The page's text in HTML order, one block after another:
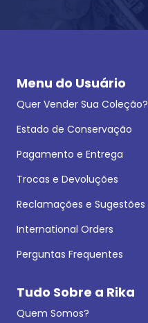
Menu do Usuário
Quer Vender Sua Coleção?
Estado de Conservação
Pagamento e Entrega
Trocas e Devoluções
Reclamações e Sugestões
International Orders
Perguntas Frequentes
Tudo Sobre a Rika
Quem Somos?